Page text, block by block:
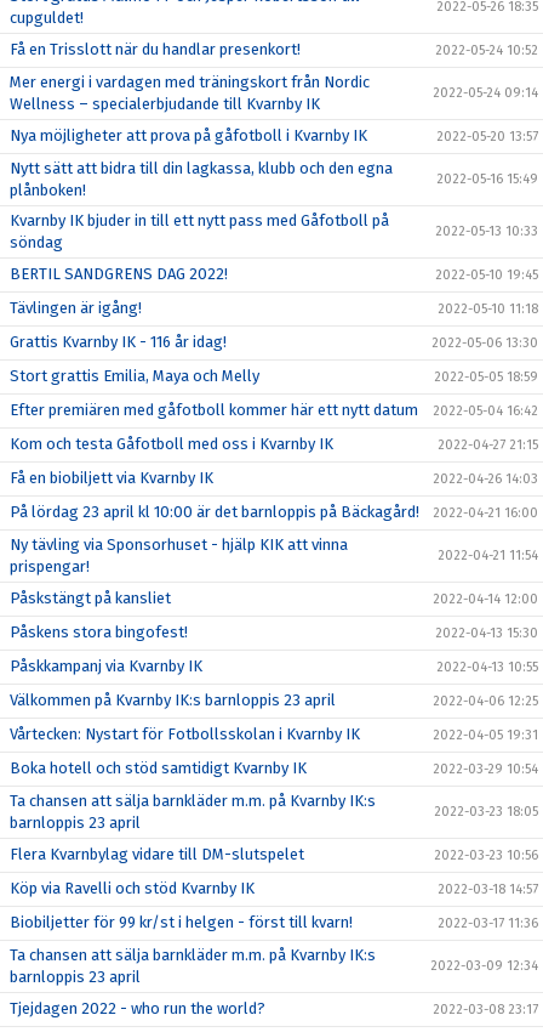
cupguldet!
2022-05-26 18:35
Få en Trisslott när du handlar presenkort! 2022-05-24 10:52
Mer energi i vardagen med träningskort från Nordic
Wellness – specialerbjudande till Kvarnby IK
2022-05-24 09:14
Nya möjligheter att prova på gåfotboll i Kvarnby IK 2022-05-20 13:57
Nytt sätt att bidra till din lagkassa, klubb och den egna
plånboken!
2022-05-16 15:49
Kvarnby IK bjuder in till ett nytt pass med Gåfotboll på
söndag
2022-05-13 10:33
BERTIL SANDGRENS DAG 2022! 2022-05-10 19:45
Tävlingen är igång! 2022-05-10 11:18
Grattis Kvarnby IK - 116 år idag! 2022-05-06 13:30
Stort grattis Emilia, Maya och Melly 2022-05-05 18:59
Efter premiären med gåfotboll kommer här ett nytt datum 2022-05-04 16:42
Kom och testa Gåfotboll med oss i Kvarnby IK 2022-04-27 21:15
Få en biobiljett via Kvarnby IK 2022-04-26 14:03
På lördag 23 april kl 10:00 är det barnloppis på Bäckagård! 2022-04-21 16:00
Ny tävling via Sponsorhuset - hjälp KIK att vinna
prispengar!
2022-04-21 11:54
Påskstängt på kansliet 2022-04-14 12:00
Påskens stora bingofest! 2022-04-13 15:30
Påskkampanj via Kvarnby IK 2022-04-13 10:55
Välkommen på Kvarnby IK:s barnloppis 23 april 2022-04-06 12:25
Vårtecken: Nystart för Fotbollsskolan i Kvarnby IK 2022-04-05 19:31
Boka hotell och stöd samtidigt Kvarnby IK 2022-03-29 10:54
Ta chansen att sälja barnkläder m.m. på Kvarnby IK:s
barnloppis 23 april
2022-03-23 18:05
Flera Kvarnbylag vidare till DM-slutspelet 2022-03-23 10:56
Köp via Ravelli och stöd Kvarnby IK 2022-03-18 14:57
Biobiljetter för 99 kr/st i helgen - först till kvarn! 2022-03-17 11:36
Ta chansen att sälja barnkläder m.m. på Kvarnby IK:s
barnloppis 23 april
2022-03-09 12:34
Tjejdagen 2022 - who run the world? 2022-03-08 23:17